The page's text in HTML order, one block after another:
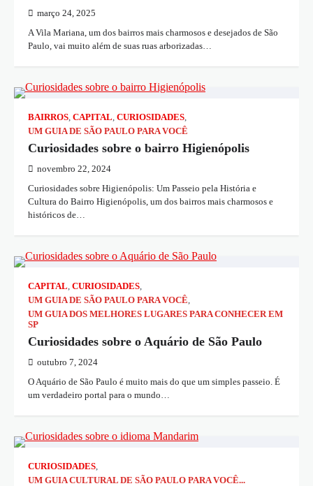
março 24, 2025
A Vila Mariana, um dos bairros mais charmosos e desejados de São
Paulo, vai muito além de suas ruas arborizadas…
BAIRROS, CAPITAL, CURIOSIDADES,
UM GUIA DE SÃO PAULO PARA VOCÊ
Curiosidades sobre o bairro Higienópolis
novembro 22, 2024
Curiosidades sobre Higienópolis: Um Passeio pela História e
Cultura do Bairro Higienópolis, um dos bairros mais charmosos e
históricos de…
CAPITAL, CURIOSIDADES,
UM GUIA DE SÃO PAULO PARA VOCÊ,
UM GUIA DOS MELHORES LUGARES PARA CONHECER EM
SP
Curiosidades sobre o Aquário de São Paulo
outubro 7, 2024
O Aquário de São Paulo é muito mais do que um simples passeio. É
um verdadeiro portal para o mundo…
CURIOSIDADES,
UM GUIA CULTURAL DE SÃO PAULO PARA VOCÊ...